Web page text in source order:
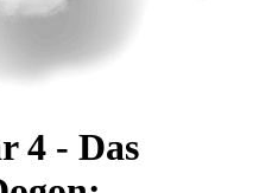
4 - Das